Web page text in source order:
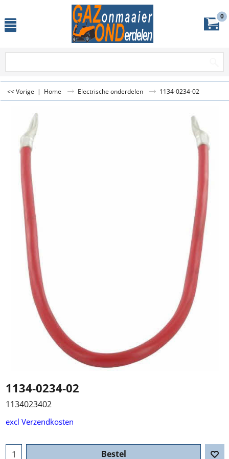
0
<< Vorige | Home Electrische onderdelen 1134-0234-02
1134-0234-02
1134023402
excl Verzendkosten
Bestel